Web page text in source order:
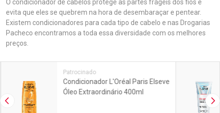
Ir direto para o menu
O condicionador de cabelos protege as partes frágeis dos fios e
evita que eles se quebrem na hora de desembaraçar e pentear.
Existem condicionadores para cada tipo de cabelo e nas Drogarias
Pacheco encontramos a toda essa diversidade com os melhores
preços.
Linkagens Internas em Destaque
Promoções em Destaque
Imagem Anterior
Patrocinado
Condicionador L'Oréal Paris Elseve
Óleo Extraordinário 400ml